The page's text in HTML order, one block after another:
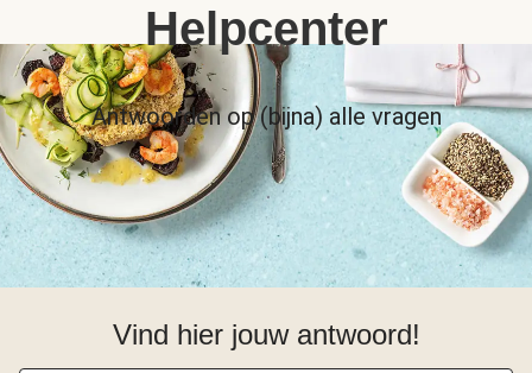
Helpcenter
Antwoorden op (bijna) alle vragen
Vind hier jouw antwoord!